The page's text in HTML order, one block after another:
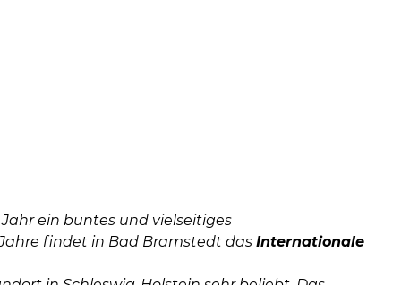
ein buntes und vielseitiges
findet in Bad Bramstedt das Internationale